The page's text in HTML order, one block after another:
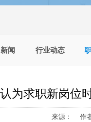
闻 行业动态
为求职新岗位
来源： 作